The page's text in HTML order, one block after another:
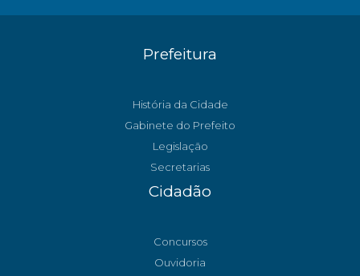
Prefeitura
História da Cidade
Gabinete do Prefeito
Legislação
Secretarias
Cidadão
Concursos
Ouvidoria